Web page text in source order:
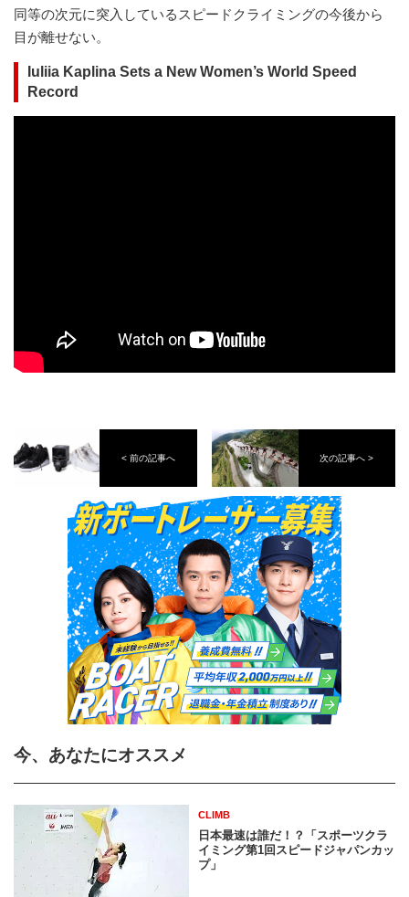
同等の次元に突入しているスピードクライミングの今後から
目が離せない。
Iuliia Kaplina Sets a New Women’s World Speed
Record
< 前の記事へ 次の記事へ >
今、あなたにオススメ
CLIMB
日本最速は誰だ！？「スポーツクラ
イミング第1回スピードジャパンカッ
プ」